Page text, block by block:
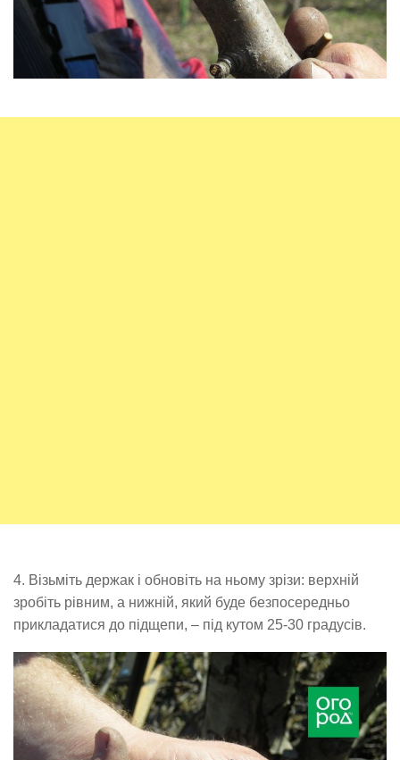
4. Візьміть держак і обновіть на ньому зрізи: верхній
зробіть рівним, а нижній, який буде безпосередньо
прикладатися до підщепи, – під кутом 25-30 градусів.